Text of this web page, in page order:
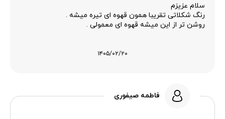
سلام عزیزم
رنگ شکلاتی تقریبا همون قهوه ای تیره میشه .
روشن تر از این میشه قهوه ای معمولی .
۱۴۰۵/۰۲/۲۰
فاطمه صیفوری